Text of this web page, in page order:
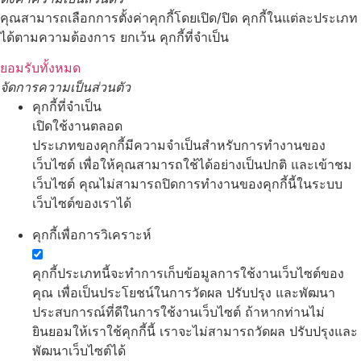
คุณสามารถเลือกการตั้งค่าคุกกี้โดยเปิด/ปิด คุกกี้ในแต่ละประเภท
ได้ตามความต้องการ ยกเว้น คุกกี้ที่จำเป็น
ยอมรับทั้งหมด
จัดการความเป็นส่วนตัว
คุกกี้ที่จำเป็น
เปิดใช้งานตลอด
ประเภทของคุกกี้มีความจำเป็นสำหรับการทำงานของ
เว็บไซต์ เพื่อให้คุณสามารถใช้ได้อย่างเป็นปกติ และเข้าชม
เว็บไซต์ คุณไม่สามารถปิดการทำงานของคุกกี้นี้ในระบบ
เว็บไซต์ของเราได้
คุกกี้เพื่อการวิเคราะห์
คุกกี้ประเภทนี้จะทำการเก็บข้อมูลการใช้งานเว็บไซต์ของ
คุณ เพื่อเป็นประโยชน์ในการวัดผล ปรับปรุง และพัฒนา
ประสบการณ์ที่ดีในการใช้งานเว็บไซต์ ถ้าหากท่านไม่
ยินยอมให้เราใช้คุกกี้นี้ เราจะไม่สามารถวัดผล ปรับปรุงและ
พัฒนาเว็บไซต์ได้